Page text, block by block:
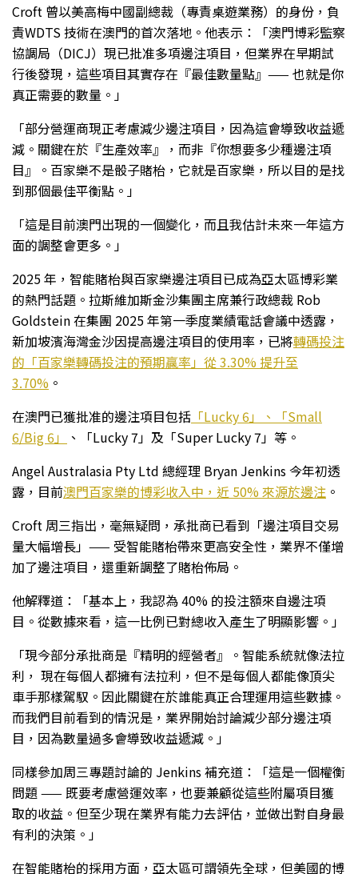
Croft 曾以美高梅中國副總裁（專責桌遊業務）的身份，負
責WDTS 技術在澳門的首次落地。他表示：「澳門博彩監察
協調局（DICJ）現已批准多項邊注項目，但業界在早期試
行後發現，這些項目其實存在『最佳數量點』—— 也就是你
真正需要的數量。」
「部分營運商現正考慮減少邊注項目，因為這會導致收益遞
減。關鍵在於『生產效率』，而非『你想要多少種邊注項
目』。百家樂不是骰子賭枱，它就是百家樂，所以目的是找
到那個最佳平衡點。」
「這是目前澳門出現的一個變化，而且我估計未來一年這方
面的調整會更多。」
2025 年，智能賭枱與百家樂邊注項目已成為亞太區博彩業
的熱門話題。拉斯維加斯金沙集團主席兼行政總裁 Rob
Goldstein 在集團 2025 年第一季度業績電話會議中透露，
新加坡濱海灣金沙因提高邊注項目的使用率，已將轉碼投注
的「百家樂轉碼投注的預期贏率」從 3.30% 提升至
3.70% 。
在澳門已獲批准的邊注項目包括 「Lucky 6」、「Small
6/Big 6」
、「Lucky 7」及「Super Lucky 7」等。
Angel Australasia Pty Ltd 總經理 Bryan Jenkins 今年初透
露，目前澳門百家樂的博彩收入中，近 50% 來源於邊注 。
Croft 周三指出，毫無疑問，承批商已看到「邊注項目交易
量大幅增長」—— 受智能賭枱帶來更高安全性，業界不僅增
加了邊注項目，還重新調整了賭枱佈局。
他解釋道：「基本上，我認為 40% 的投注額來自邊注項
目。從數據來看，這一比例已對總收入產生了明顯影響。」
「現今部分承批商是『精明的經營者』。智能系統就像法拉
利， 現在每個人都擁有法拉利，但不是每個人都能像頂尖
車手那樣駕馭。因此關鍵在於誰能真正合理運用這些數據。
而我們目前看到的情況是，業界開始討論減少部分邊注項
目，因為數量過多會導致收益遞減。」
同樣參加周三專題討論的 Jenkins 補充道：「這是一個權衡
問題 —— 既要考慮營運效率，也要兼顧從這些附屬項目獲
取的收益。但至少現在業界有能力去評估，並做出對自身最
有利的決策。」
在智能賭枱的採用方面，亞太區可謂領先全球，但美國的博